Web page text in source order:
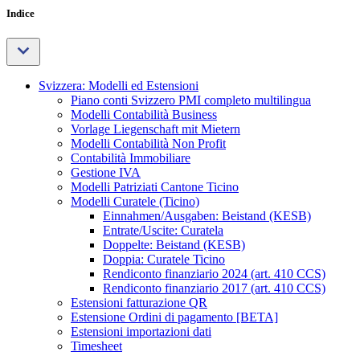
Indice
Svizzera: Modelli ed Estensioni
Piano conti Svizzero PMI completo multilingua
Modelli Contabilità Business
Vorlage Liegenschaft mit Mietern
Modelli Contabilità Non Profit
Contabilità Immobiliare
Gestione IVA
Modelli Patriziati Cantone Ticino
Modelli Curatele (Ticino)
Einnahmen/Ausgaben: Beistand (KESB)
Entrate/Uscite: Curatela
Doppelte: Beistand (KESB)
Doppia: Curatele Ticino
Rendiconto finanziario 2024 (art. 410 CCS)
Rendiconto finanziario 2017 (art. 410 CCS)
Estensioni fatturazione QR
Estensione Ordini di pagamento [BETA]
Estensioni importazioni dati
Timesheet